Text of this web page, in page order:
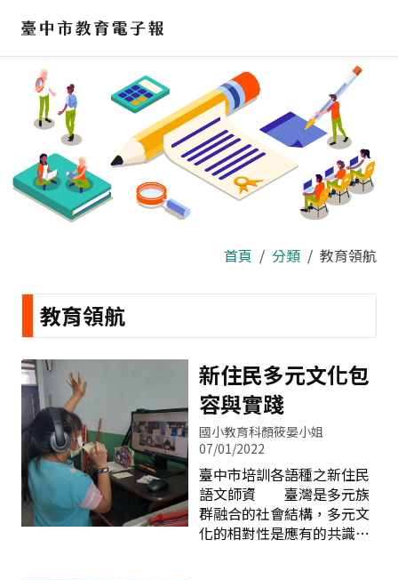
區
首頁 分類 教育領航
教育領航
新住民多元文化包
容與實踐
國小教育科顏筱晏小姐
07/01/2022
臺中市培訓各語種之新住民
語文師資 臺灣是多元族
群融合的社會結構，多元文
化的相對性是應有的共識，